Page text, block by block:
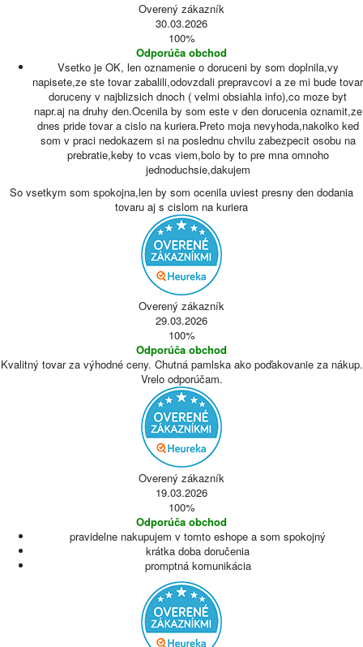
Overený zákazník
30.03.2026
100%
Odporúča obchod
Vsetko je OK, len oznamenie o doruceni by som doplnila,vy
napisete,ze ste tovar zabalili,odovzdali prepravcovi a ze mi bude tovar
doruceny v najblizsich dnoch ( velmi obsiahla info),co moze byt
napr.aj na druhy den.Ocenila by som este v den dorucenia oznamit,ze
dnes pride tovar a cislo na kuriera.Preto moja nevyhoda,nakolko ked
som v praci nedokazem si na poslednu chvilu zabezpecit osobu na
prebratie,keby to vcas viem,bolo by to pre mna omnoho
jednoduchsie,dakujem
So vsetkym som spokojna,len by som ocenila uviest presny den dodania
tovaru aj s cislom na kuriera
Overený zákazník
29.03.2026
100%
Odporúča obchod
Kvalitný tovar za výhodné ceny. Chutná pamlska ako poďakovanie za nákup.
Vrelo odporúčam.
Overený zákazník
19.03.2026
100%
Odporúča obchod
pravidelne nakupujem v tomto eshope a som spokojný
krátka doba doručenia
promptná komunikácia